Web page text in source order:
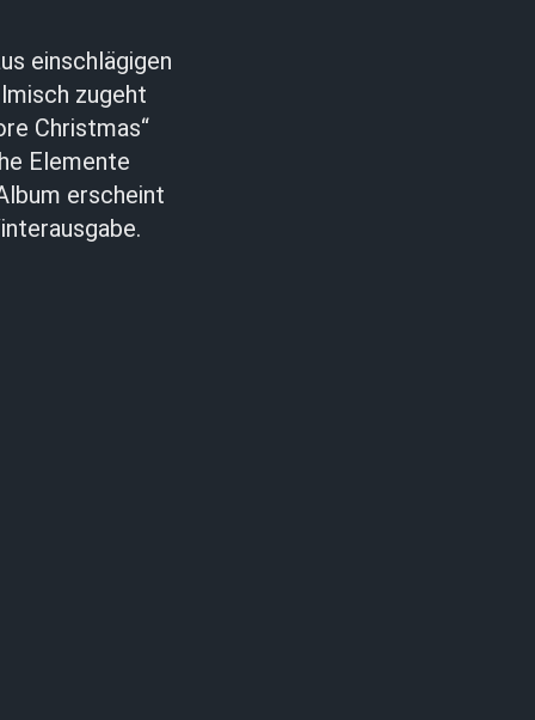
einschlägigen
zugeht
Christmas“
Elemente
erscheint